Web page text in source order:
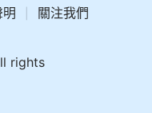
關注我們
rights